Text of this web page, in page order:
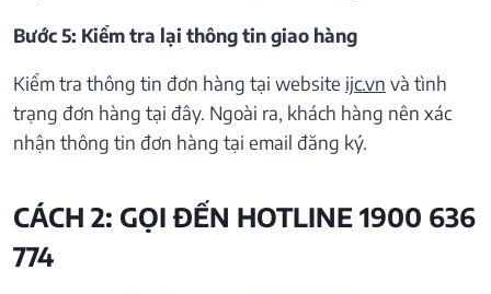
Bước 5: Kiểm tra lại thông tin giao hàng
Kiểm tra thông tin đơn hàng tại website ijc.vn và tình
trạng đơn hàng tại đây. Ngoài ra, khách hàng nên xác
nhận thông tin đơn hàng tại email đăng ký.
CÁCH 2: GỌI ĐẾN HOTLINE 1900 636
774